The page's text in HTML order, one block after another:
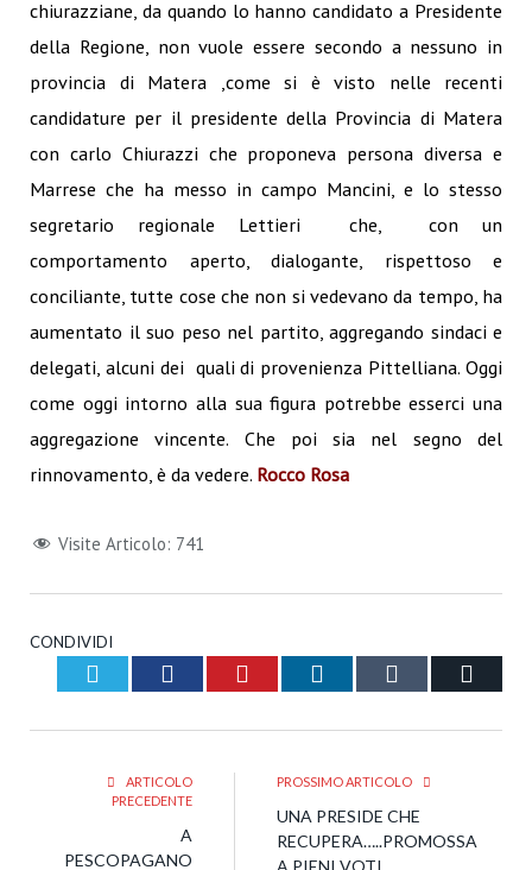
chiurazziane, da quando lo hanno candidato a Presidente
della Regione, non vuole essere secondo a nessuno in
provincia di Matera ,come si è visto nelle recenti
candidature per il presidente della Provincia di Matera
con carlo Chiurazzi che proponeva persona diversa e
Marrese che ha messo in campo Mancini, e lo stesso
segretario regionale Lettieri che, con un
comportamento aperto, dialogante, rispettoso e
conciliante, tutte cose che non si vedevano da tempo, ha
aumentato il suo peso nel partito, aggregando sindaci e
delegati, alcuni dei quali di provenienza Pittelliana. Oggi
come oggi intorno alla sua figura potrebbe esserci una
aggregazione vincente. Che poi sia nel segno del
rinnovamento, è da vedere. Rocco Rosa
Visite Articolo: 741
CONDIVIDI
Twitter Facebook Pinterest LinkedIn Tumblr
ARTICOLO
PRECEDENTE
A
PESCOPAGANO
PROSSIMO ARTICOLO
UNA PRESIDE CHE
RECUPERA…..PROMOSSA
A PIENI VOTI